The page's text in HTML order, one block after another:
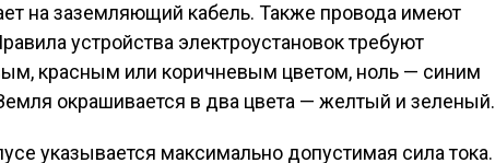
на заземляющий кабель. Также провода имеют
устройства электроустановок требуют
красным или коричневым цветом, ноль — синим
окрашивается в два цвета — желтый и зеленый.
указывается максимально допустимая сила тока.